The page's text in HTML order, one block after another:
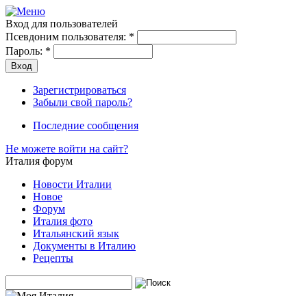
Вход для пользователей
Псевдоним пользователя: *
Пароль: *
Зарегистрироваться
Забыли свой пароль?
Последние сообщения
Не можете войти на сайт?
Италия форум
Новости Италии
Новое
Форум
Италия фото
Итальянский язык
Документы в Италию
Рецепты